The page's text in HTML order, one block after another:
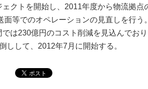
クトを開始し、2011年度から物流拠点
面等でのオペレーションの見直しを行う
では230億円のコスト削減を見込んでお
しして、2012年7月に開始する。